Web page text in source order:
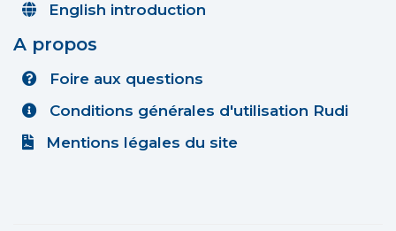
English introduction
A propos
Foire aux questions
Conditions générales d'utilisation Rudi
Mentions légales du site